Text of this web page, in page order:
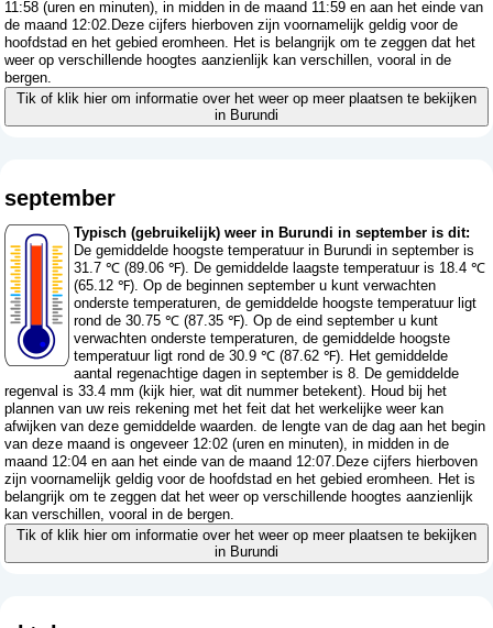
11:58 (uren en minuten), in midden in de maand 11:59 en aan het einde van
de maand 12:02.Deze cijfers hierboven zijn voornamelijk geldig voor de
hoofdstad en het gebied eromheen. Het is belangrijk om te zeggen dat het
weer op verschillende hoogtes aanzienlijk kan verschillen, vooral in de
bergen.
Tik of klik hier om informatie over het weer op meer plaatsen te bekijken
in Burundi
september
Typisch (gebruikelijk) weer in Burundi in september is dit:
De gemiddelde hoogste temperatuur in Burundi in september is
31.7 ℃ (89.06 ℉). De gemiddelde laagste temperatuur is 18.4 ℃
(65.12 ℉). Op de beginnen september u kunt verwachten
onderste temperaturen, de gemiddelde hoogste temperatuur ligt
rond de 30.75 ℃ (87.35 ℉). Op de eind september u kunt
verwachten onderste temperaturen, de gemiddelde hoogste
temperatuur ligt rond de 30.9 ℃ (87.62 ℉). Het gemiddelde
aantal regenachtige dagen in september is 8. De gemiddelde
regenval is 33.4 mm (kijk hier, wat dit nummer betekent). Houd bij het
plannen van uw reis rekening met het feit dat het werkelijke weer kan
afwijken van deze gemiddelde waarden. de lengte van de dag aan het begin
van deze maand is ongeveer 12:02 (uren en minuten), in midden in de
maand 12:04 en aan het einde van de maand 12:07.Deze cijfers hierboven
zijn voornamelijk geldig voor de hoofdstad en het gebied eromheen. Het is
belangrijk om te zeggen dat het weer op verschillende hoogtes aanzienlijk
kan verschillen, vooral in de bergen.
Tik of klik hier om informatie over het weer op meer plaatsen te bekijken
in Burundi